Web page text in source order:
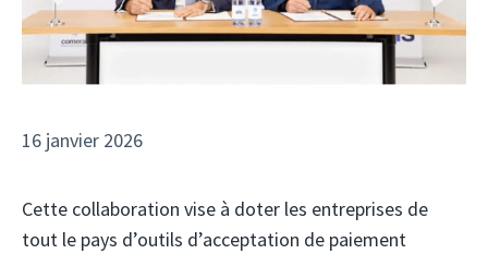
16 janvier 2026
Cette collaboration vise à doter les entreprises de
tout le pays d’outils d’acceptation de paiement